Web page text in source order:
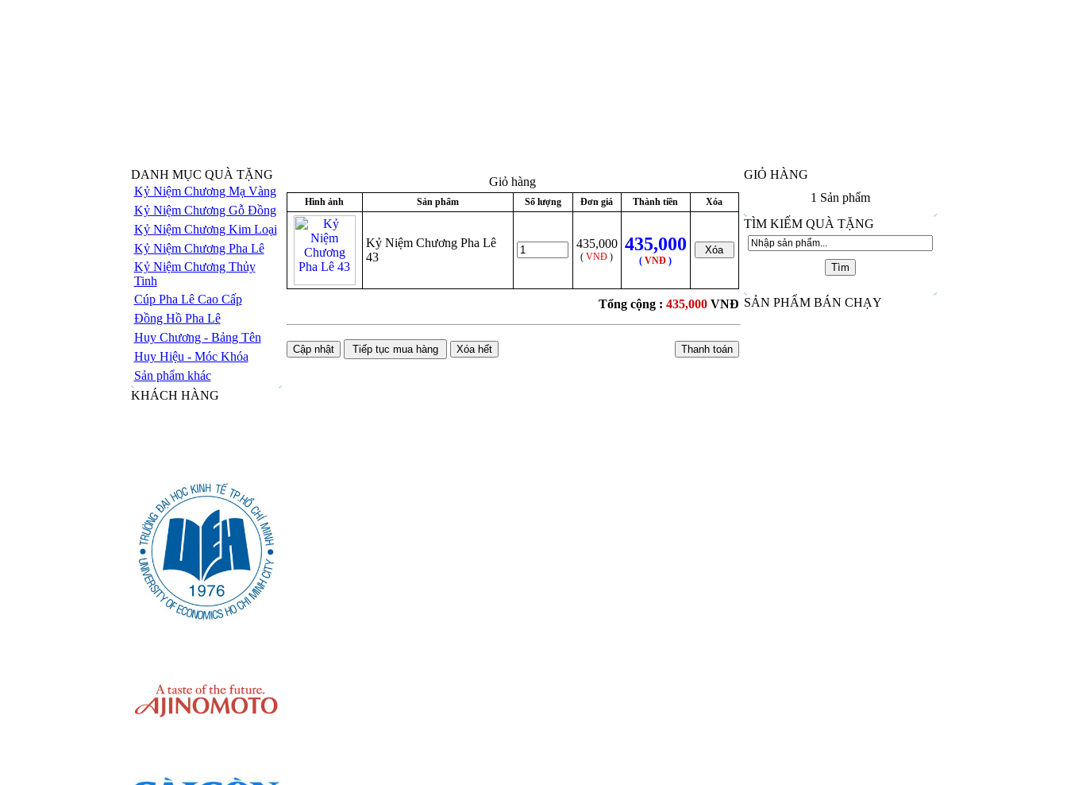
DANH MỤC QUÀ TẶNG
Kỷ Niệm Chương Mạ Vàng
Kỷ Niệm Chương Gỗ Đồng
Kỷ Niệm Chương Kim Loại
Kỷ Niệm Chương Pha Lê
Kỷ Niệm Chương Thủy
Tinh
Cúp Pha Lê Cao Cấp
Đồng Hồ Pha Lê
Huy Chương - Bảng Tên
Huy Hiệu - Móc Khóa
Sản phẩm khác
KHÁCH HÀNG
Giỏ hàng
Hình ảnh Sản phẩm Số lượng Đơn giá Thành tiền Xóa
Kỷ Niệm Chương Pha Lê
43
435,000
( VNĐ )
435,000
( VNĐ )
Tổng cộng : 435,000 VNĐ
GIỎ HÀNG
1 Sản phẩm
TÌM KIẾM QUÀ TẶNG
SẢN PHẨM BÁN CHẠY